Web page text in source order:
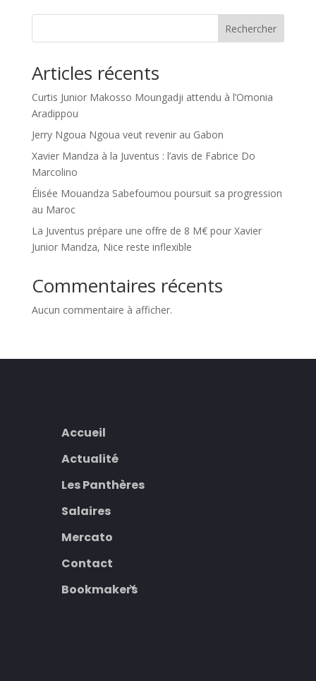
Rechercher
Articles récents
Curtis Junior Makosso Moungadji attendu à l’Omonia
Aradippou
Jerry Ngoua Ngoua veut revenir au Gabon
Xavier Mandza à la Juventus : l’avis de Fabrice Do
Marcolino
Élisée Mouandza Sabefoumou poursuit sa progression
au Maroc
La Juventus prépare une offre de 8 M€ pour Xavier
Junior Mandza, Nice reste inflexible
Commentaires récents
Aucun commentaire à afficher.
Accueil
Actualité
Les Panthères
Salaires
Mercato
Contact
Bookmakers